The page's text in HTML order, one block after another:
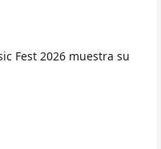
Fest 2026 muestra su